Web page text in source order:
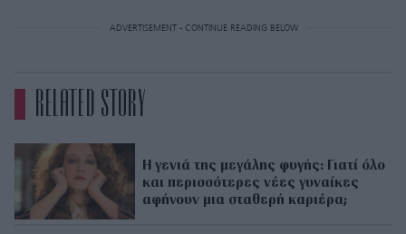
ADVERTISEMENT - CONTINUE READING BELOW
RELATED STORY
H γενιά της μεγάλης φυγής: Γιατί όλο
και περισσότερες νέες γυναίκες
αφήνουν μια σταθερή καριέρα;